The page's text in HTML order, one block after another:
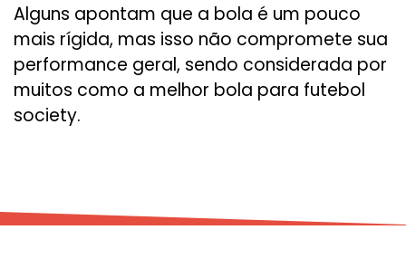
Alguns apontam que a bola é um pouco
mais rígida, mas isso não compromete sua
performance geral, sendo considerada por
muitos como a melhor bola para futebol
society.